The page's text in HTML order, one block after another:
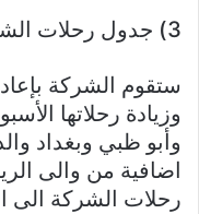
3) جدول رحلات الشركة الى الخليج العربي:
ستقوم الشركة
وزيادة رحلاتها
وأبو ظبي وبغداد
اضافية من والى
رحلات الشركة الى